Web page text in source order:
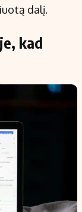
dalį.
kad